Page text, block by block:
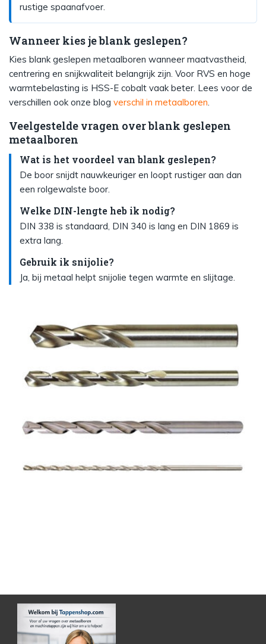
rustige spaanafvoer.
Wanneer kies je blank geslepen?
Kies blank geslepen metaalboren wanneer maatvastheid,
centrering en snijkwaliteit belangrijk zijn. Voor RVS en hoge
warmtebelasting is HSS-E cobalt vaak beter. Lees voor de
verschillen ook onze blog verschil in metaalboren
Veelgestelde vragen over blank geslepen
metaalboren
Wat is het voordeel van blank geslepen?
De boor snijdt nauwkeuriger en loopt rustiger aan dan
een rolgewalste boor.
Welke DIN-lengte heb ik nodig?
DIN 338 is standaard, DIN 340 is lang en DIN 1869 is
extra lang.
Gebruik ik snijolie?
Ja, bij metaal helpt snijolie tegen warmte en slijtage.